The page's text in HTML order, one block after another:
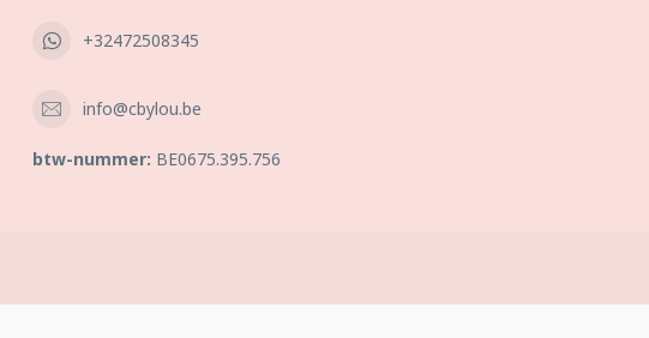
+32472508345
info@cbylou.be
btw-nummer: BE0675.395.756